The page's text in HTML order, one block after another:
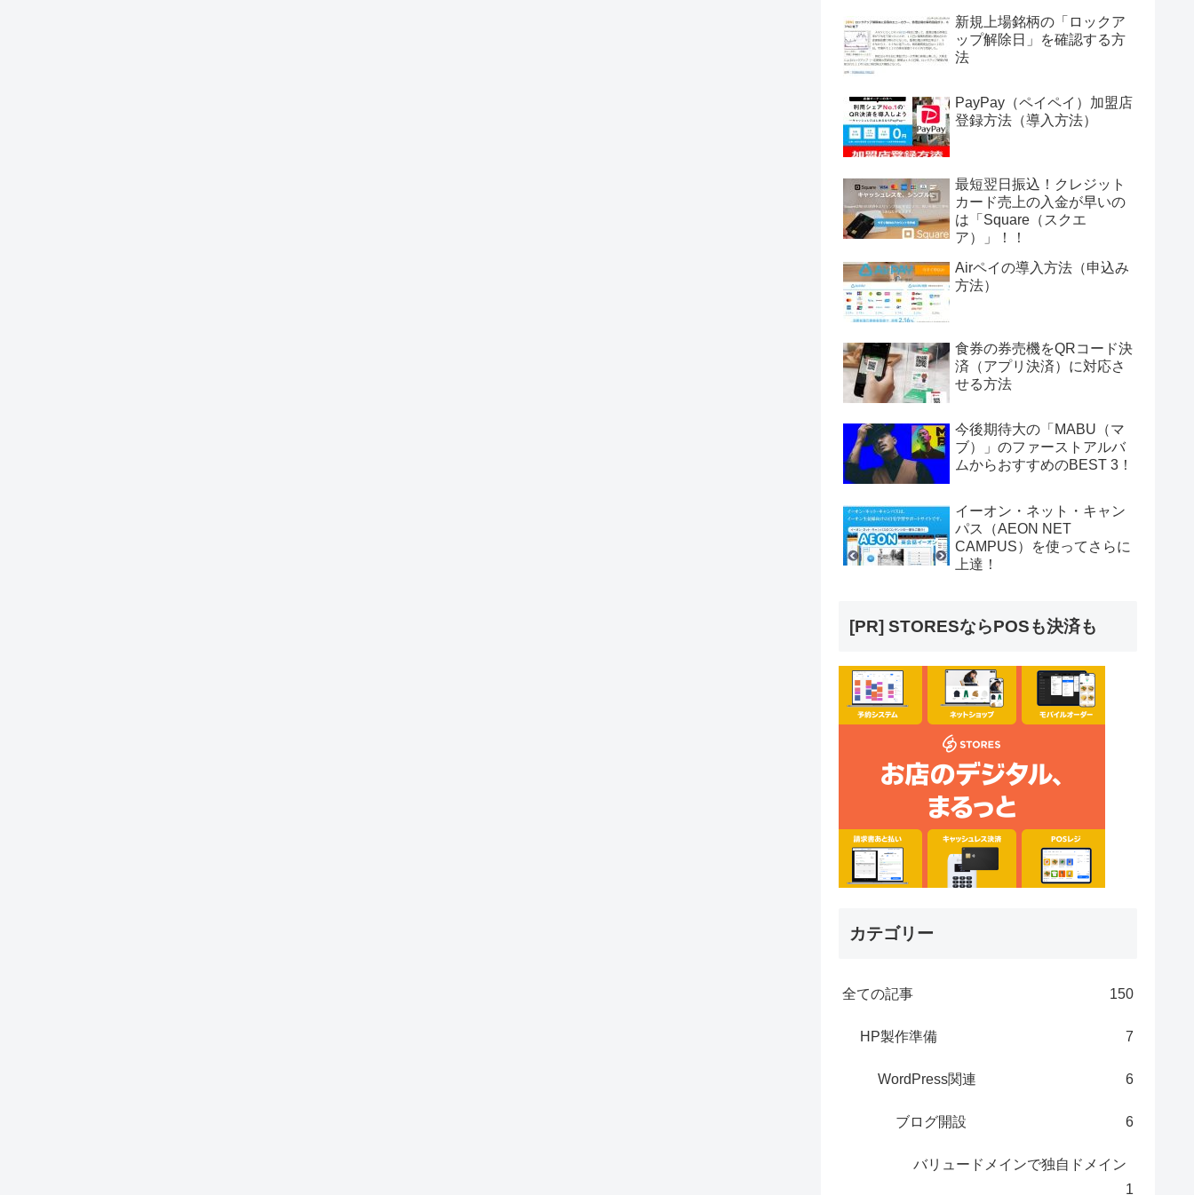
新規上場銘柄の「ロックア
ップ解除日」を確認する方
法
PayPay（ペイペイ）加盟店
登録方法（導入方法）
最短翌日振込！クレジット
カード売上の入金が早いの
は「Square（スクエ
ア）」！！
Airペイの導入方法（申込み
方法）
食券の券売機をQRコード決
済（アプリ決済）に対応さ
せる方法
今後期待大の「MABU（マ
ブ）」のファーストアルバ
ムからおすすめのBEST 3！
イーオン・ネット・キャン
パス（AEON NET
CAMPUS）を使ってさらに
上達！
[PR] STORESならPOSも決済も
カテゴリー
全ての記事 150
HP製作準備 7
WordPress関連 6
ブログ開設 6
バリュードメインで独自ドメイン
1